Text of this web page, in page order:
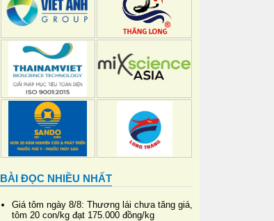
BÀI ĐỌC NHIỀU NHẤT
Giá tôm ngày 8/8: Thương lái chưa tăng giá,
tôm 20 con/kg đạt 175.000 đồng/kg